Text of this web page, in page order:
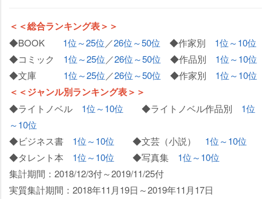
＜＜総合ランキング表＞＞
◆BOOK 1位～25位／26位～50位 ◆作家別 1位～10位
◆コミック 1位～25位／26位～50位 ◆作品別 1位～10位
◆文庫 1位～25位／26位～50位 ◆作家別 1位～10位
＜＜ジャンル別ランキング表＞＞
◆ライトノベル 1位～10位 ◆ライトノベル作品別 1位
～10位
◆ビジネス書 1位～10位 ◆文芸（小説） 1位～10位
◆タレント本 1位～10位 ◆写真集 1位～10位
集計期間：2018/12/3付～2019/11/25付
実質集計期間：2018年11月19日～2019年11月17日